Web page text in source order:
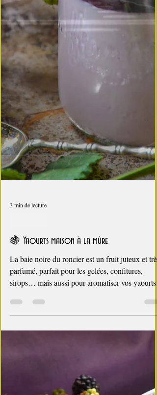
3 min de lecture
Breakfast
sirops… mais aussi pour aromatiser vos yaourts
maison. Les mûres sauvages, plus petites et